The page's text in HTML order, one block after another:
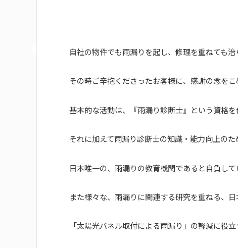
自社の物件でも雨漏りを起し、修理を重ねても
その時ご辛抱くださったお客様に、感謝の念をこ
基本的な活動は、『雨漏り診断士』という資格を
それに加えて雨漏り診断士の知識・能力向上の
日本唯一の、雨漏りの教育機関であると自負して
また様々な、雨漏りに関連する研究を重ねる、
「太陽光パネル取付による雨漏り」の軽減に役